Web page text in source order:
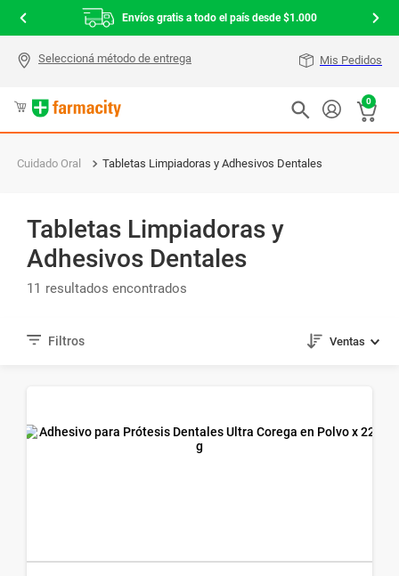
Envíos gratis a todo el país desde $1.000
Mis Pedidos
0
Cuidado Oral Tabletas Limpiadoras y Adhesivos Dentales
Tabletas Limpiadoras y
Adhesivos Dentales
11
Ventas